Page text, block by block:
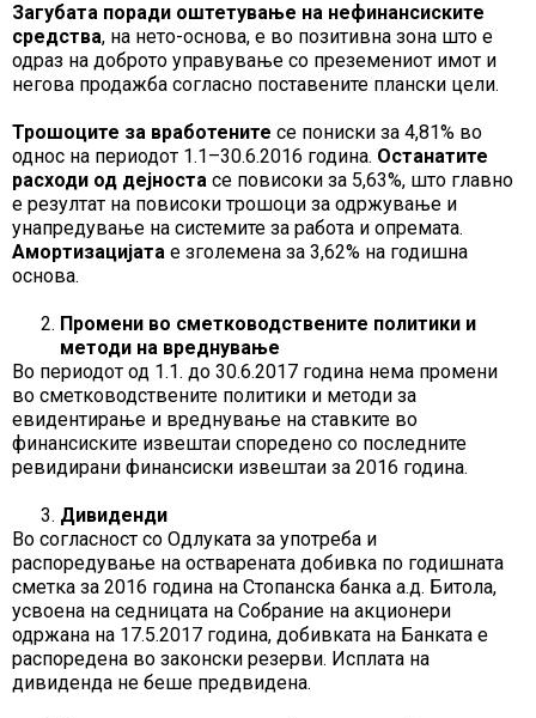
Загубата поради оштетување на нефинансиските
средства, на нето-основа, е во позитивна зона што е
одраз на доброто управување со преземениот имот и
негова продажба согласно поставените плански цели.
Трошоците за вработените се пониски за 4,81% во
однос на периодот 1.1–30.6.2016 година. Останатите
расходи од дејноста се повисоки за 5,63%, што главно
е резултат на повисоки трошоци за одржување и
унапредување на системите за работа и опремата.
Амортизацијата е зголемена за 3,62% на годишна
основа.
Промени во сметководствените политики и
методи на вреднување
Во периодот од 1.1. до 30.6.2017 година нема промени
во сметководствените политики и методи за
евидентирање и вреднување на ставките во
финансиските извештаи споредено со последните
ревидирани финансиски извештаи за 2016 година.
Дивиденди
Во согласност со Одлуката за употреба и
распоредување на остварената добивка по годишната
сметка за 2016 година на Стопанска банка а.д. Битола,
усвоена на седницата на Собрание на акционери
одржана на 17.5.2017 година, добивката на Банката е
распоредена во законски резерви. Исплата на
дивиденда не беше предвидена.